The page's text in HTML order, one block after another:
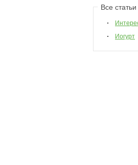
Все
Иогурт